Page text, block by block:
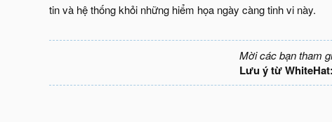
tin và hệ thống khỏi những hiểm họa ngày càng tinh vi này.
Mời các bạn tham
Lưu ý từ WhiteHat: